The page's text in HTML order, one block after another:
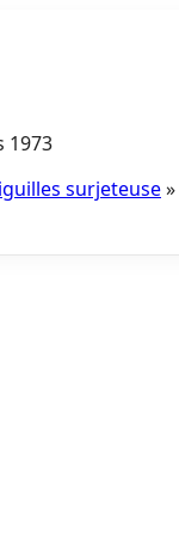
1973
surjeteuse»